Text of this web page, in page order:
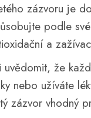
zázvoru je
podle
a
uvědomit, že
nebo užíváte
zázvor vhodný